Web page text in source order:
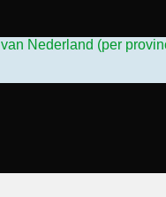
van Nederland (per